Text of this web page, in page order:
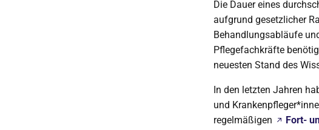
Die Dauer eines
aufgrund gesetzlicher
Behandlungsabläufe
Pflegefachkräfte
neuesten Stand des
In den letzten Jahren
und
regelmäßigen
Fort-